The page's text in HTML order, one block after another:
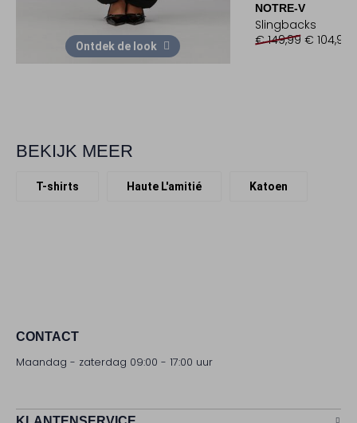
Ontdek de look
NOTRE-V
Slingbacks
€ 149,99 € 104,99
BEKIJK MEER
T-shirts Haute L'amitié Katoen
CONTACT
Maandag - zaterdag 09:00 - 17:00 uur